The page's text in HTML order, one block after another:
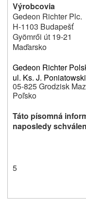
Výrobcovia
Gedeon Richter Plc.
H-1103 Budapešť
Gyömrői út 19-21
Maďarsko
Gedeon Richter
ul. Ks. J.
05-825 Grodzisk
Poľsko
Táto písomná
naposledy
5